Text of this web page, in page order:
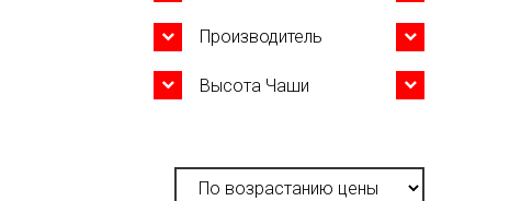
Производитель
Высота Чаши